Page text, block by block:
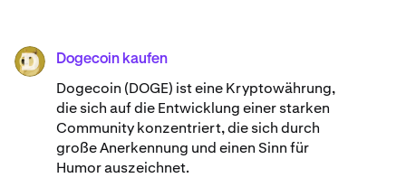
DOGE Dogecoin kaufen
Dogecoin (DOGE) ist eine Kryptowährung,
die sich auf die Entwicklung einer starken
Community konzentriert, die sich durch
große Anerkennung und einen Sinn für
Humor auszeichnet.